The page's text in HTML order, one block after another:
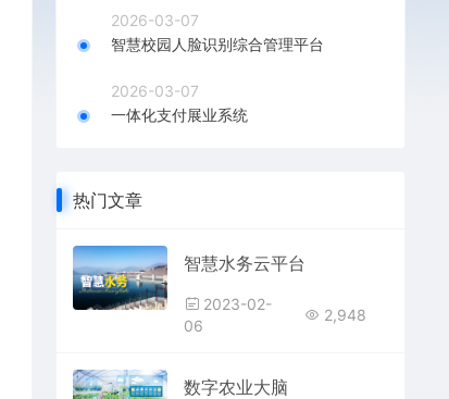
2026-03-07
智慧校园人脸识别综合管理平台
2026-03-07
一体化支付展业系统
热门文章
智慧水务云平台
2023-02-
06
2,948
数字农业大脑